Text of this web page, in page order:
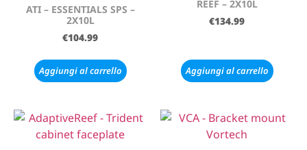
ATI – ESSENTIALS SPS –
2X10L
€104.99
Aggiungi al carrello
REEF – 2X10L
€134.99
Aggiungi al carrello